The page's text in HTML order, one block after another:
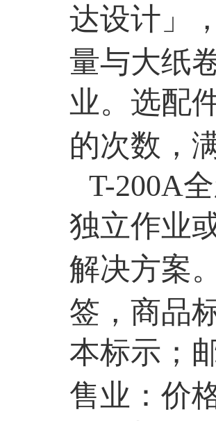
达设计」
量与大纸
业。选配
的次数，
T-200A
独立作业
解决方案。
签，商品
本标示；
售业：价